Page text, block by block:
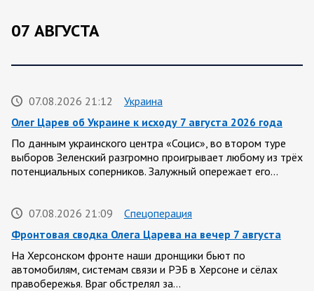
07 АВГУСТА
07.08.2026 21:12
Украина
Олег Царев об Украине к исходу 7 августа 2026 года
По данным украинского центра «Социс», во втором туре
выборов Зеленский разгромно проигрывает любому из трёх
потенциальных соперников. Залужный опережает его…
07.08.2026 21:09
Спецоперация
Фронтовая сводка Олега Царева на вечер 7 августа
На Херсонском фронте наши дронщики бьют по
автомобилям, системам связи и РЭБ в Херсоне и сёлах
правобережья. Враг обстрелял за…